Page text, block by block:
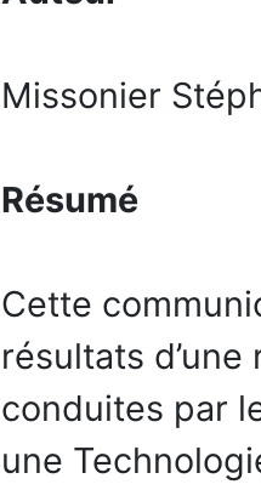
Missonier
Résumé
Cette
résultats
conduites par
une